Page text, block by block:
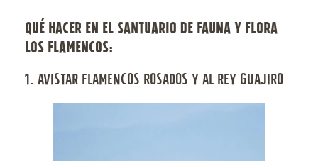
QUÉ HACER EN EL SANTUARIO DE FAUNA Y FLORA
LOS FLAMENCOS:
1. AVISTAR FLAMENCOS ROSADOS Y AL REY GUAJIRO